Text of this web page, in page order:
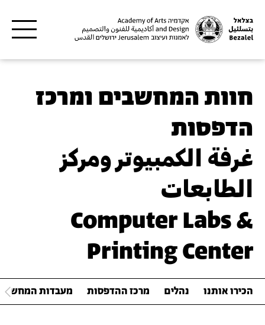
חוות המחשבים ומרכז
הדפסות
غرفة الكمبيوتر ومركز
الطابعات
Computer Labs &
Printing Center
הכירו אותנו נהלים מרכז ההדפסות מעבדות